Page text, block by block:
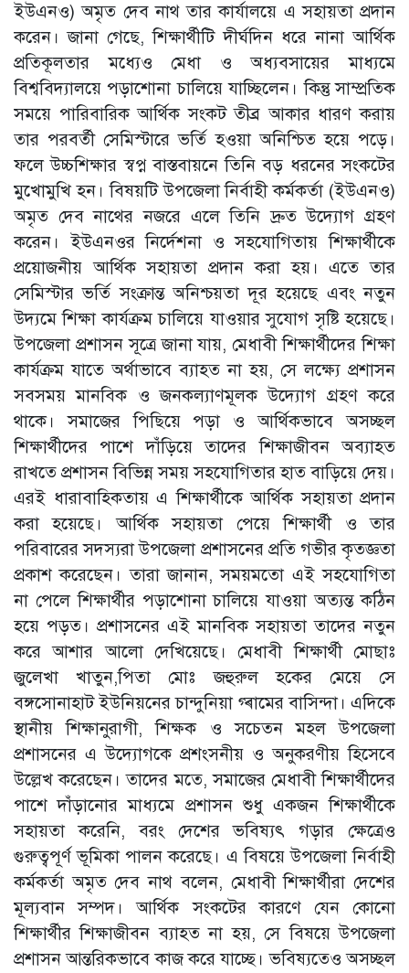
ইউএনও) অমৃত দেব নাথ তার কার্যালয়ে এ সহায়তা প্রদান
করেন। জানা গেছে, শিক্ষার্থীটি দীর্ঘদিন ধরে নানা আর্থিক
প্রতিকূলতার মধ্যেও মেধা ও অধ্যবসায়ের মাধ্যমে
বিশ্ববিদ্যালয়ে পড়াশোনা চালিয়ে যাচ্ছিলেন। কিন্তু সাম্প্রতিক
সময়ে পারিবারিক আর্থিক সংকট তীব্র আকার ধারণ করায়
তার পরবর্তী সেমিস্টারে ভর্তি হওয়া অনিশ্চিত হয়ে পড়ে।
ফলে উচ্চশিক্ষার স্বপ্ন বাস্তবায়নে তিনি বড় ধরনের সংকটের
মুখোমুখি হন। বিষয়টি উপজেলা নির্বাহী কর্মকর্তা (ইউএনও)
অমৃত দেব নাথের নজরে এলে তিনি দ্রুত উদ্যোগ গ্রহণ
করেন। ইউএনওর নির্দেশনা ও সহযোগিতায় শিক্ষার্থীকে
প্রয়োজনীয় আর্থিক সহায়তা প্রদান করা হয়। এতে তার
সেমিস্টার ভর্তি সংক্রান্ত অনিশ্চয়তা দূর হয়েছে এবং নতুন
উদ্যমে শিক্ষা কার্যক্রম চালিয়ে যাওয়ার সুযোগ সৃষ্টি হয়েছে।
উপজেলা প্রশাসন সূত্রে জানা যায়, মেধাবী শিক্ষার্থীদের শিক্ষা
কার্যক্রম যাতে অর্থাভাবে ব্যাহত না হয়, সে লক্ষ্যে প্রশাসন
সবসময় মানবিক ও জনকল্যাণমূলক উদ্যোগ গ্রহণ করে
থাকে। সমাজের পিছিয়ে পড়া ও আর্থিকভাবে অসচ্ছল
শিক্ষার্থীদের পাশে দাঁড়িয়ে তাদের শিক্ষাজীবন অব্যাহত
রাখতে প্রশাসন বিভিন্ন সময় সহযোগিতার হাত বাড়িয়ে দেয়।
এরই ধারাবাহিকতায় এ শিক্ষার্থীকে আর্থিক সহায়তা প্রদান
করা হয়েছে। আর্থিক সহায়তা পেয়ে শিক্ষার্থী ও তার
পরিবারের সদস্যরা উপজেলা প্রশাসনের প্রতি গভীর কৃতজ্ঞতা
প্রকাশ করেছেন। তারা জানান, সময়মতো এই সহযোগিতা
না পেলে শিক্ষার্থীর পড়াশোনা চালিয়ে যাওয়া অত্যন্ত কঠিন
হয়ে পড়ত। প্রশাসনের এই মানবিক সহায়তা তাদের নতুন
করে আশার আলো দেখিয়েছে। মেধাবী শিক্ষার্থী মোছাঃ
জুলেখা খাতুন,পিতা মোঃ জহুরুল হকের মেয়ে সে
বঙ্গসোনাহাট ইউনিয়নের চান্দুনিয়া গ্ৰামের বাসিন্দা। এদিকে
স্থানীয় শিক্ষানুরাগী, শিক্ষক ও সচেতন মহল উপজেলা
প্রশাসনের এ উদ্যোগকে প্রশংসনীয় ও অনুকরণীয় হিসেবে
উল্লেখ করেছেন। তাদের মতে, সমাজের মেধাবী শিক্ষার্থীদের
পাশে দাঁড়ানোর মাধ্যমে প্রশাসন শুধু একজন শিক্ষার্থীকে
সহায়তা করেনি, বরং দেশের ভবিষ্যৎ গড়ার ক্ষেত্রেও
গুরুত্বপূর্ণ ভূমিকা পালন করেছে। এ বিষয়ে উপজেলা নির্বাহী
কর্মকর্তা অমৃত দেব নাথ বলেন, মেধাবী শিক্ষার্থীরা দেশের
মূল্যবান সম্পদ। আর্থিক সংকটের কারণে যেন কোনো
শিক্ষার্থীর শিক্ষাজীবন ব্যাহত না হয়, সে বিষয়ে উপজেলা
প্রশাসন আন্তরিকভাবে কাজ করে যাচ্ছে। ভবিষ্যতেও অসচ্ছল